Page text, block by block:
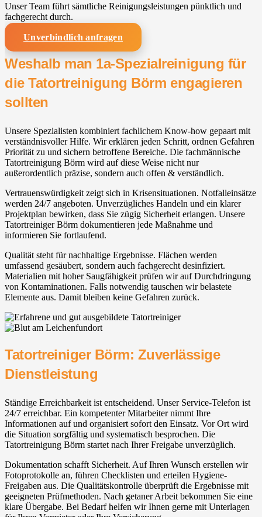
Unser Team führt sämtliche Reinigungsleistungen pünktlich und
fachgerecht durch.
Unverbindlich anfragen
Weshalb man 1a-Spezialreinigung für
die Tatortreinigung Börm engagieren
sollten
Unsere Spezialisten kombiniert fachlichem Know-how gepaart mit
verständnisvoller Hilfe. Wir erklären jeden Schritt, ordnen Gefahren
Priorität zu und sichern betroffene Bereiche. Die fachmännische
Tatortreinigung Börm wird auf diese Weise nicht nur
außerordentlich präzise, sondern auch offen & verständlich.
Vertrauenswürdigkeit zeigt sich in Krisensituationen. Notfalleinsätze
werden 24/7 angeboten. Unverzügliches Handeln und ein klarer
Projektplan bewirken, dass Sie zügig Sicherheit erlangen. Unsere
Tatortreiniger Börm dokumentieren jede Maßnahme und
informieren Sie fortlaufend.
Qualität steht für nachhaltige Ergebnisse. Flächen werden
umfassend gesäubert, sondern auch fachgerecht desinfiziert.
Materialien mit hoher Saugfähigkeit prüfen wir auf Durchdringung
von Kontaminationen. Falls notwendig tauschen wir belastete
Elemente aus. Damit bleiben keine Gefahren zurück.
Tatortreiniger Börm: Zuverlässige
Dienstleistung
Ständige Erreichbarkeit ist entscheidend. Unser Service-Telefon ist
24/7 erreichbar. Ein kompetenter Mitarbeiter nimmt Ihre
Informationen auf und organisiert sofort den Einsatz. Vor Ort wird
die Situation sorgfältig und systematisch besprochen. Die
Tatortreinigung Börm startet nach Ihrer Freigabe unverzüglich.
Dokumentation schafft Sicherheit. Auf Ihren Wunsch erstellen wir
Fotoprotokolle an, führen Checklisten und erteilen Hygiene-
Freigaben aus. Die Qualitätskontrolle überprüft die Ergebnisse mit
geeigneten Prüfmethoden. Nach getaner Arbeit bekommen Sie eine
klare Übergabe. Bei Bedarf helfen wir Ihnen gerne mit Unterlagen